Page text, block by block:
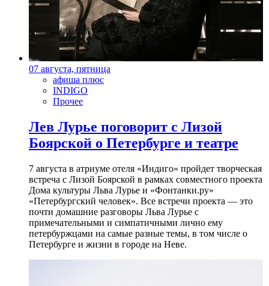
07 августа, пятница
афиша плюс
INDIGO
Прочее
Лев Лурье поговорит с Лизой
Боярской о Петербурге и театре
7 августа в атриуме отеля «Индиго» пройдет творческая
встреча с Лизой Боярской в рамках совместного проекта
Дома культуры Льва Лурье и «Фонтанки.ру»
«Петербургский человек». Все встречи проекта — это
почти домашние разговоры Льва Лурье с
примечательными и симпатичными лично ему
петербуржцами на самые разные темы, в том числе о
Петербурге и жизни в городе на Неве.